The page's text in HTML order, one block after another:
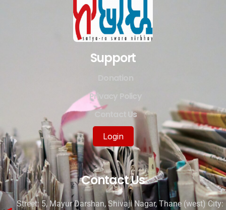
Support
Privacy Policy
Contact Us
Login
Contact Us
Street: 5, Mayur Darshan, Shivaji Nagar, Thane (west) City: